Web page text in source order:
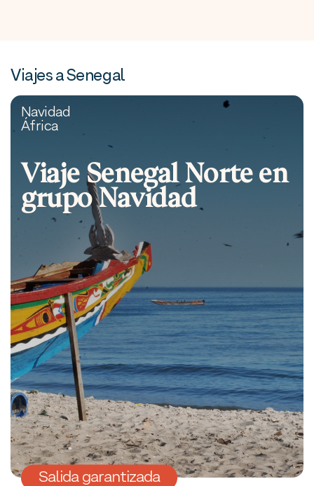
Viajes a Senegal
Navidad
África
Viaje Senegal Norte en
grupo Navidad
Salida garantizada